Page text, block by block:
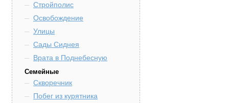
Стройполис
Освобождение
Улицы
Сады Сиднея
Врата в Поднебесную
Семейные
Скворечник
Побег из курятника